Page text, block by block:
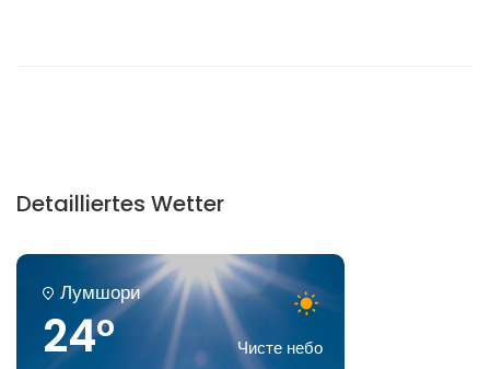
Detailliertes Wetter
Лумшори
24° Чисте небо